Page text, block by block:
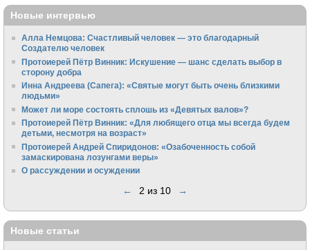
Новые интервью
Алла Немцова: Счастливый человек — это благодарный
Создателю человек
Протоиерей Пётр Винник: Искушение — шанс сделать выбор в
сторону добра
Инна Андреева (Сапега): «Святые могут быть очень близкими
людьми»
Может ли море состоять сплошь из «Девятых валов»?
Протоиерей Пётр Винник: «Для любящего отца мы всегда будем
детьми, несмотря на возраст»
Протоиерей Андрей Спиридонов: «Озабоченность собой
замаскирована лозунгами веры»
О рассуждении и осуждении
← 2 из 10 →
Новые статьи